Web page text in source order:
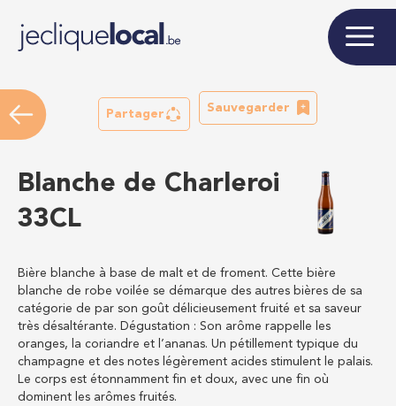
Partager
Sauvegarder
Blanche de Charleroi
33CL
Bière blanche à base de malt et de froment. Cette bière
blanche de robe voilée se démarque des autres bières de sa
catégorie de par son goût délicieusement fruité et sa saveur
très désaltérante. Dégustation : Son arôme rappelle les
oranges, la coriandre et l’ananas. Un pétillement typique du
champagne et des notes légèrement acides stimulent le palais.
Le corps est étonnamment fin et doux, avec une fin où
dominent les arômes fruités.